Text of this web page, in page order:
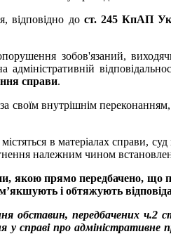
відповідно до ст. 245 КпАП
зобов'язаний,
справи.
своїм внутрішнім
в матеріалах справи,
належним чином
якою прямо передбачено,
і обтяжують
обставин, передбачених
справі про